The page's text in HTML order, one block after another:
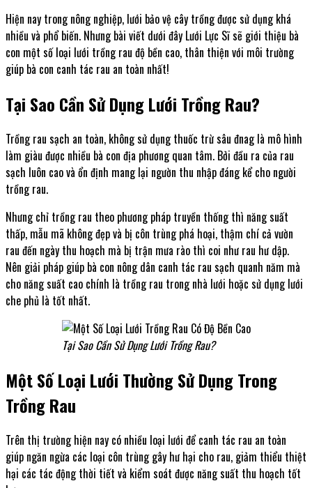
Hiện nay trong nông nghiệp, lưới bảo vệ cây trồng được sử dụng khá
nhiều và phổ biến. Nhưng bài viết dưới đây Lưới Lực Sĩ sẽ giới thiệu bà
con một số loại lưới trồng rau độ bền cao, thân thiện với môi trường
giúp bà con canh tác rau an toàn nhất!
Tại Sao Cần Sử Dụng Lưới Trồng Rau?
Trồng rau sạch an toàn, không sử dụng thuốc trừ sâu đnag là mô hình
làm giàu được nhiều bà con địa phương quan tâm. Bởi đầu ra của rau
sạch luôn cao và ổn định mang lại ngườn thu nhập đáng kể cho người
trồng rau.
Nhưng chỉ trồng rau theo phương pháp truyền thống thì năng suất
thấp, mẫu mã không đẹp và bị côn trùng phá hoại, thậm chí cả vườn
rau đến ngày thu hoạch mà bị trận mưa rào thì coi như rau hư dập.
Nên giải pháp giúp bà con nông dân canh tác rau sạch quanh năm mà
cho năng suất cao chính là trồng rau trong nhà lưới hoặc sử dụng lưới
che phủ là tốt nhất.
Tại Sao Cần Sử Dụng Lưới Trồng Rau?
Một Số Loại Lưới Thường Sử Dụng Trong
Trồng Rau
Trên thị trường hiện nay có nhiều loại lưới để canh tác rau an toàn
giúp ngăn ngừa các loại côn trùng gây hư hại cho rau, giảm thiểu thiệt
hại các tác động thời tiết và kiểm soát được năng suất thu hoạch tốt